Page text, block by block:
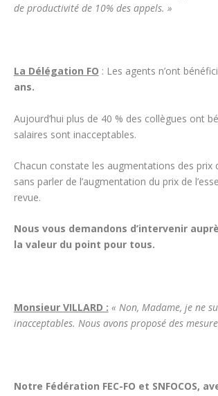
de productivité de 10% des appels. »
La Délégation FO : Les agents n’ont
ans.
Aujourd’hui plus de 40 % des collègues ont
salaires sont inacceptables.
Chacun constate les augmentations des prix
sans parler de l’augmentation du prix de
revue.
Nous vous demandons d’intervenir
la valeur du point pour tous.
Monsieur VILLARD : « Non, Madame, je ne
inacceptables. Nous avons proposé des
Notre Fédération FEC-FO et SNFOCOS,